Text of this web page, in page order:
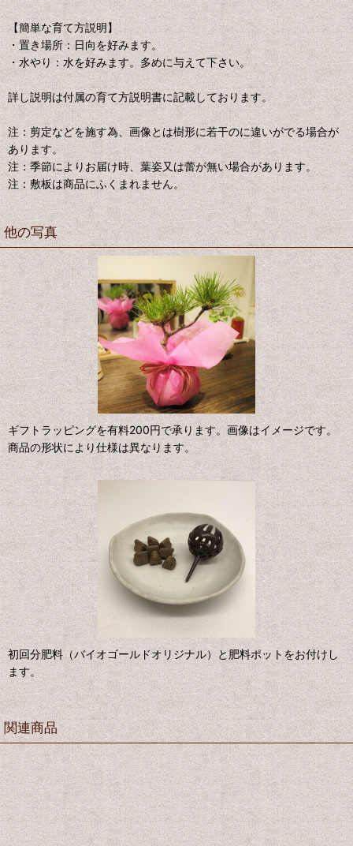
【簡単な育て方説明】
・置き場所：日向を好みます。
・水やり：水を好みます。多めに与えて下さい。
詳し説明は付属の育て方説明書に記載しております。
注：剪定などを施す為、画像とは樹形に若干のに違いがでる場合が
あります。
注：季節によりお届け時、葉姿又は蕾が無い場合があります。
注：敷板は商品にふくまれません。
他の写真
ギフトラッピングを有料200円で承ります。画像はイメージです。
商品の形状により仕様は異なります。
初回分肥料（バイオゴールドオリジナル）と肥料ポットをお付けし
ます。
関連商品